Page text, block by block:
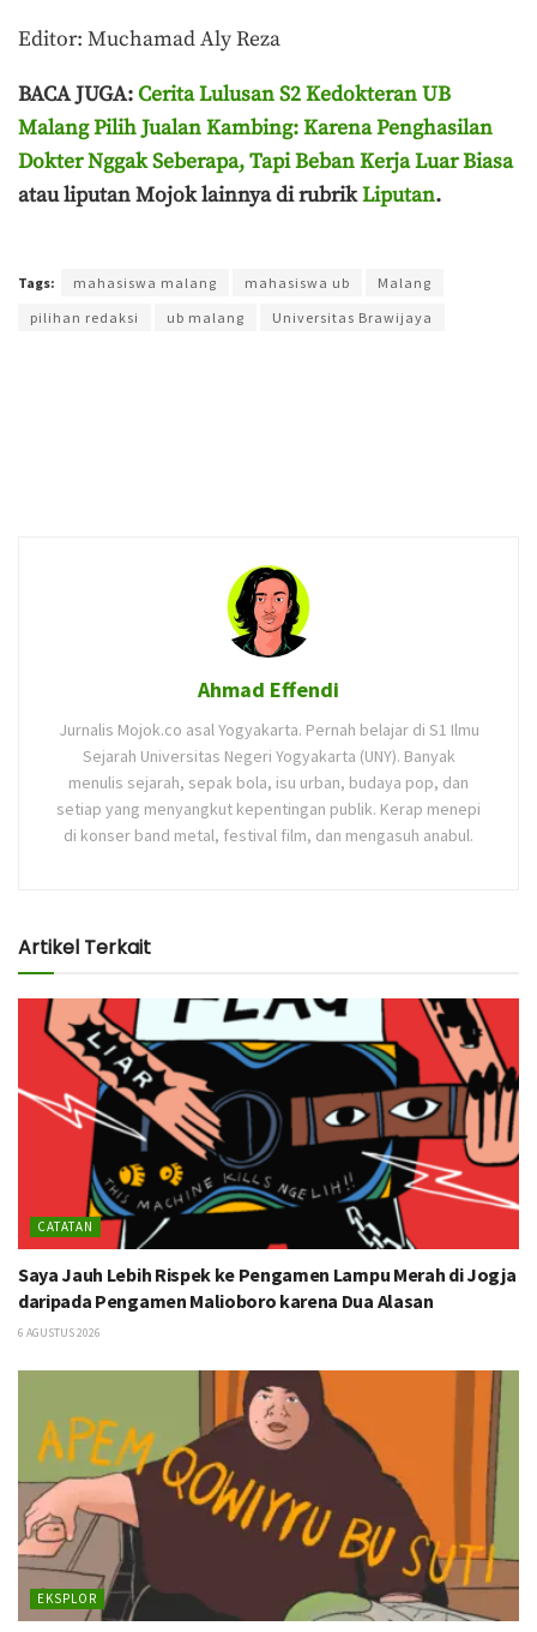
Editor: Muchamad Aly Reza
BACA JUGA:Cerita Lulusan S2 Kedokteran UB
Malang Pilih Jualan Kambing: Karena Penghasilan
Dokter Nggak Seberapa, Tapi Beban Kerja Luar Biasa
atau liputan Mojok lainnya di rubrikLiputan.
Tags: mahasiswa malang mahasiswa ub
Malang
pilihan redaksi
ub malang Universitas Brawijaya
Ahmad Effendi
Jurnalis Mojok.co asal Yogyakarta. Pernah belajar di S1 Ilmu
Sejarah Universitas Negeri Yogyakarta (UNY). Banyak
menulis sejarah, sepak bola, isu urban, budaya pop, dan
setiap yang menyangkut kepentingan publik. Kerap menepi
di konser band metal, festival film, dan mengasuh anabul.
Artikel Terkait
CATATAN
Saya Jauh Lebih Rispek ke Pengamen Lampu Merah di Jogja
daripada Pengamen Malioboro karena Dua Alasan
6 AGUSTUS 2026
EKSPLOR